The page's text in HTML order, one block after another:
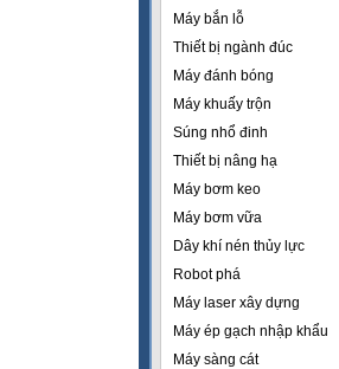
Máy bắn lỗ
Thiết bị ngành đúc
Máy đánh bóng
Máy khuấy trộn
Súng nhổ đinh
Thiết bị nâng hạ
Máy bơm keo
Máy bơm vữa
Dây khí nén thủy lực
Robot phá
Máy laser xây dựng
Máy ép gạch nhập khẩu
Máy sàng cát